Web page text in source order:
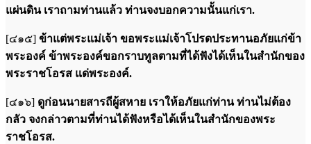
แผ่นดิน เราถามท่านแล้ว ท่านจงบอกความนั้นแก่เรา.
[๔๑๕] ข้าแต่พระแม่เจ้า ขอพระแม่เจ้าโปรดประทานอภัยแก่ข้า
พระองค์ ข้าพระองค์ขอกราบทูลตามที่ได้ฟังได้เห็นในสำนักของ
พระราชโอรส แด่พระองค์.
[๔๑๖] ดูก่อนนายสารถีผู้สหาย เราให้อภัยแก่ท่าน ท่านไม่ต้อง
กลัว จงกล่าวตามที่ท่านได้ฟังหรือได้เห็นในสำนักของพระ
ราชโอรส.